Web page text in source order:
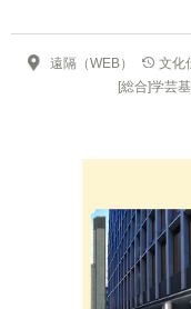
遠隔（WEB）
文化
[総合]学芸